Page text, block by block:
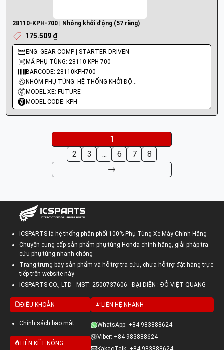
28110-KPH-700 | Nhông khởi động (57 răng)
175.509 ₫
ENG: GEAR COMP | STARTER DRIVEN
MÃ PHỤ TÙNG: 28110-KPH-700
BARCODE: 28110KPH700
NHÓM PHỤ TÙNG: HỆ THỐNG KHỞI ĐỘNG - ĐỀ
MODEL XE: FUTURE
MODEL CODE: KPH
1
2
3 ... 6 7 8
ICSPARTS là hệ thống phân phối 100% Phụ Tùng Xe Máy Chính Hãng
Chuyên cung cấp sản phẩm phụ tùng Honda chính hãng, giải pháp tra
cứu phụ tùng nhanh chóng
Trang trưng bày sản phẩm và hỗ trợ tra cứu, chưa hỗ trợ đặt hàng trực
tiếp trên website này
ICSPARTS CO., LTD - MST: 2500737606 - ĐẠI DIỆN : ĐỖ VIỆT QUANG
ĐIỀU KHOẢN
Chính sách bảo mật
LIÊN KẾT NÓNG
LIÊN HỆ NHANH
WhatsApp: +84 983888624
Viber: +84 983888624